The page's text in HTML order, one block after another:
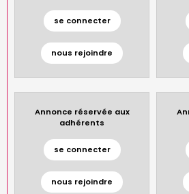
se connecter
nous rejoindre
Annonce réservée aux
adhérents
se connecter
nous rejoindre